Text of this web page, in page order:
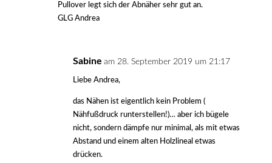
Pullover legt sich der Abnäher sehr gut an.
GLG Andrea
Sabine am 28. September 2019 um 21:17
Liebe Andrea,
das Nähen ist eigentlich kein Problem (
Nähfußdruck runterstellen!)… aber ich bügele
nicht, sondern dämpfe nur minimal, als mit etwas
Abstand und einem alten Holzlineal etwas
drücken.